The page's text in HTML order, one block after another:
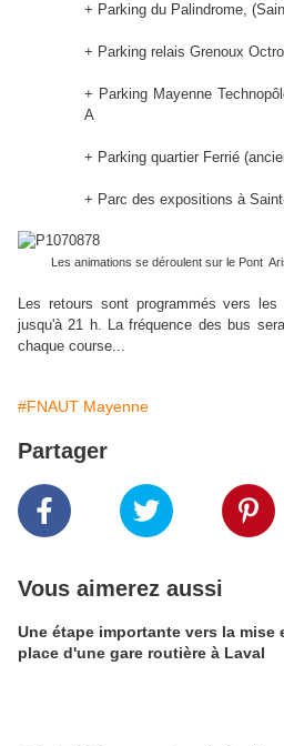
+ Parking du Palindrome,
+ Parking relais Grenoux
+ Parking Mayenne
A
+ Parking quartier Ferrié
+ Parc des expositions à
Les animations se déroulent sur le Pont
Les retours sont programmés vers
jusqu'à 21 h. La fréquence des bus
chaque course...
#FNAUT Mayenne
Partager
Vous aimerez aussi
Une étape importante vers la mise
place d'une gare routière à Laval